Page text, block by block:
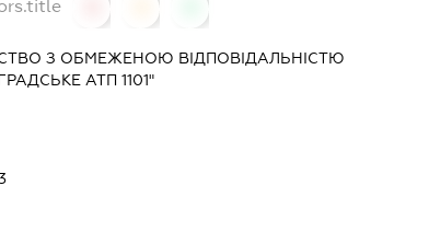
З ОБМЕЖЕНОЮ ВІДПОВІДАЛЬНІСТЮ
АТП 1101"